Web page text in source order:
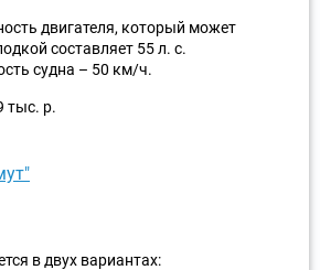
двигателя, который может
составляет 55 л. с.
судна – 50 км/ч.
тыс. р.
в двух вариантах: